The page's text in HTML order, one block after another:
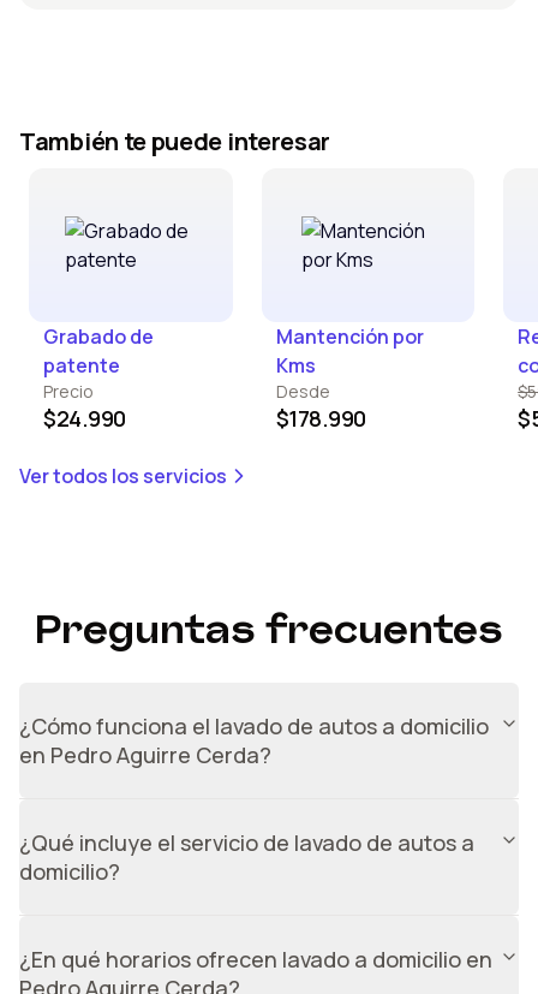
También te puede interesar
Grabado de
patente
Precio
$24.990
Mantención por
Kms
Desde
$178.990
Ver todos los servicios
Preguntas frecuentes
¿Cómo funciona el lavado de autos a domicilio
en Pedro Aguirre Cerda?
tecnología de lavado en seco, que permite limpiar tu
vehículo sin utilizar agua. Un técnico capacitado acude a
dejando tu auto impecable.
¿Qué incluye el servicio de lavado de autos a
domicilio?
vidrios y llantas, limpieza de guardabarros, aspirado
interior, limpieza de tablero y consolas, y aplicación de
¿En qué horarios ofrecen lavado a domicilio en